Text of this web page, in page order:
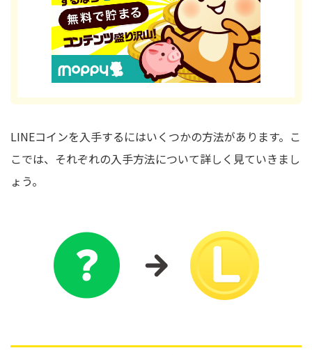
LINEコインを入手するにはいくつかの方法があります。こ
こでは、それぞれの入手方法について詳しく見ていきまし
ょう。